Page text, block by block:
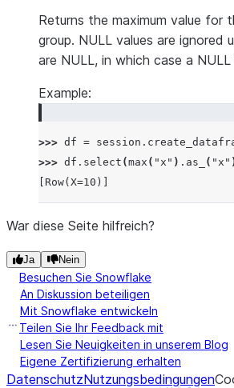
Returns the maximum value for
group. NULL values are ignored
are NULL, in which case a
Example:
>>> df = session .
>>> df . select (max ( "x" ) . as_ ( "x"
[Row(X=10)]
War diese Seite hilfreich?
Ja Nein
Besuchen Sie Snowflake
An Diskussion beteiligen
Mit Snowflake entwickeln
Teilen Sie Ihr Feedback mit
Lesen Sie Neuigkeiten in unserem Blog
Eigene Zertifizierung erhalten
DatenschutzNutzungsbedingungen